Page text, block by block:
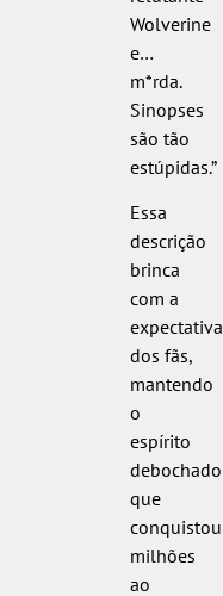
Wolverine
e…
m*rda.
Sinopses
são tão
estúpidas.”
Essa
descrição
brinca
com a
expectativa
dos fãs,
mantendo
o
espírito
debochado
que
conquistou
milhões
ao